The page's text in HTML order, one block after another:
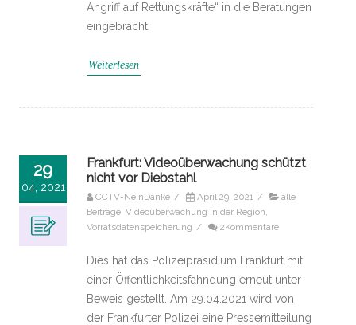
Angriff auf Rettungskräfte“ in die Beratungen
eingebracht
Weiterlesen
29
04, 2021
Frankfurt: Videoüberwachung schützt
nicht vor Diebstahl
CCTV-NeinDanke / April 29, 2021 /
alle
Beiträge, Videoüberwachung in der Region,
Vorratsdatenspeicherung / 2Kommentare
Dies hat das Polizeipräsidium Frankfurt mit
einer Öffentlichkeitsfahndung erneut unter
Beweis gestellt. Am 29.04.2021 wird von
der Frankfurter Polizei eine Pressemitteilung